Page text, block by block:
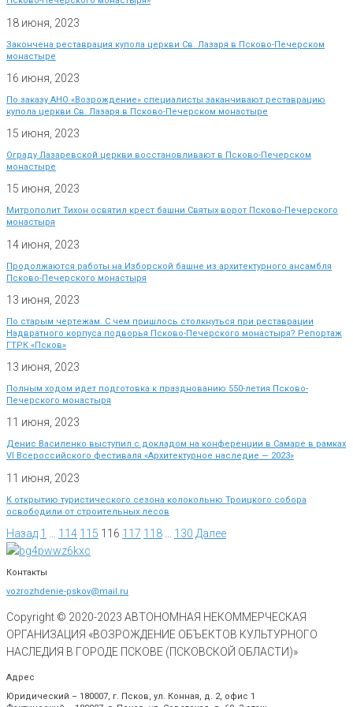
18 июня, 2023
Закончена реставрация купола церкви Св. Лазаря в Псково-Печерском
монастыре
16 июня, 2023
По заказу АНО «Возрождение» специалисты заканчивают реставрацию
купола церкви Св. Лазаря в Псково-Печерском монастыре
15 июня, 2023
Ограду Лазаревской церкви восстановливают в Псково-Печерском
монастыре
15 июня, 2023
Митрополит Тихон освятил крест башни Святых ворот Псково-Печерского
монастыря
14 июня, 2023
Продолжаются работы на Изборской башне из архитектурного ансамбля
Псково-Печерского монастыря
13 июня, 2023
По старым чертежам. С чем пришлось столкнуться при реставрации
Надвратного корпуса подворья Псково-Печерского монастыря? Репортаж
ГТРК «Псков»
13 июня, 2023
Полным ходом идет подготовка к празднованию 550-летия Псково-
Печерского монастыря
11 июня, 2023
Денис Василенко выступил с докладом на конференции в Самаре в рамках
VI Всероссийского фестиваля «Архитектурное наследие — 2023»
11 июня, 2023
К открытию туристического сезона колокольню Троицкого собора
освободили от строительных лесов
Назад 1 114 115 116 117 118 130 Далее
Контакты
vozrozhdenie-pskov@mail.ru
Copyright © 2020-2023 АВТОНОМНАЯ НЕКОММЕРЧЕСКАЯ
ОРГАНИЗАЦИЯ «ВОЗРОЖДЕНИЕ ОБЪЕКТОВ КУЛЬТУРНОГО
НАСЛЕДИЯ В ГОРОДЕ ПСКОВЕ (ПСКОВСКОЙ ОБЛАСТИ)»
Адрес
Юридический – 180007, г. Псков, ул. Конная, д. 2, офис 1